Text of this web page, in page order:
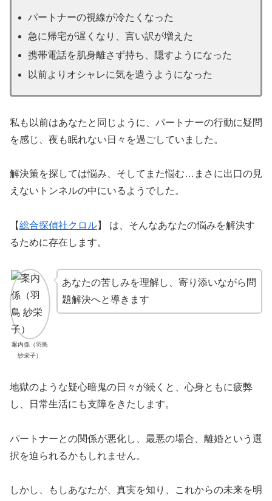
パートナーの視線が冷たくなった
急に帰宅が遅くなり、言い訳が増えた
携帯電話を肌身離さず持ち、隠すようになった
以前よりオシャレに気を遣うようになった
私も以前はあなたと同じように、パートナーの行動に疑問
を感じ、夜も眠れない日々を過ごしていました。
解決策を探しては悩み、そしてまた悩む…まさに出口の見
えないトンネルの中にいるようでした。
【総合探偵社クロル】 は、そんなあなたの悩みを解決す
るために存在します。
案内係（羽鳥
紗栄子）
あなたの苦しみを理解し、寄り添いながら問
題解決へと導きます
地獄のような疑心暗鬼の日々が続くと、心身ともに疲弊
し、日常生活にも支障をきたします。
パートナーとの関係が悪化し、最悪の場合、離婚という選
択を迫られるかもしれません。
しかし、もしあなたが、真実を知り、これからの未来を明